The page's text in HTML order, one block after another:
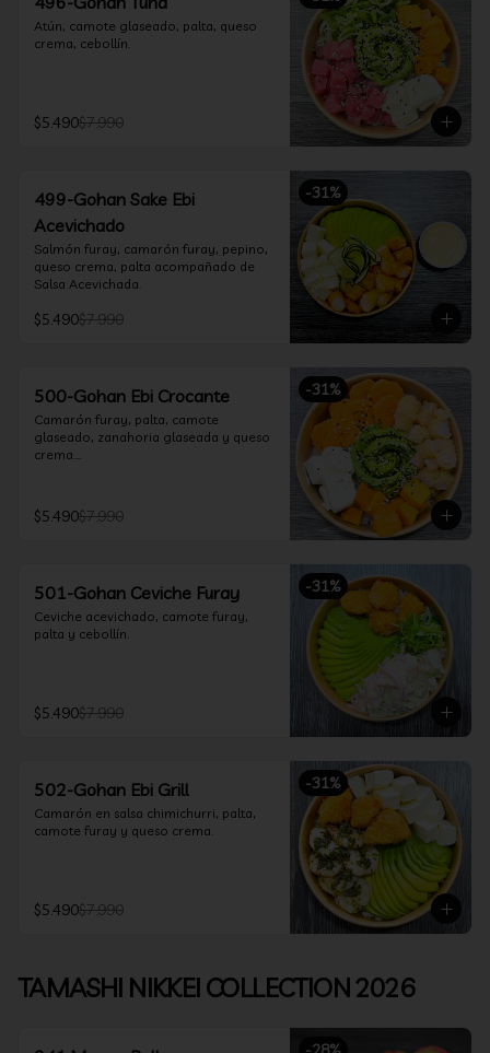
Atún, camote glaseado, palta, queso
crema, cebollín.
$5.490$7.990
-31%
499-Gohan Sake Ebi
Acevichado
Salmón furay, camarón furay, pepino,
queso crema, palta acompañado de
Salsa Acevichada.
$5.490$7.990
-31%
500-Gohan Ebi Crocante
Camarón furay, palta, camote
glaseado, zanahoria glaseada y queso
crema.
$5.490$7.990
-31%
501-Gohan Ceviche Furay
Ceviche acevichado, camote furay,
palta y cebollín.
$5.490$7.990
-31%
502-Gohan Ebi Grill
Camarón en salsa chimichurri, palta,
camote furay y queso crema.
$5.490$7.990
TAMASHI NIKKEI COLLECTION 2026